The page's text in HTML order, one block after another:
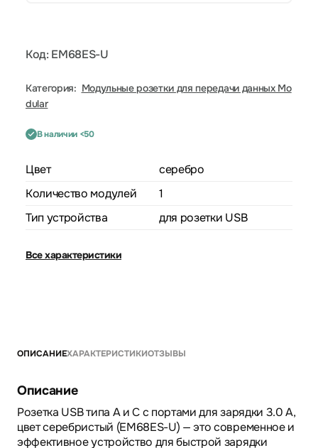
Код: EM68ES-U
Категория: Модульные розетки для передачи данных Mo
dular
В наличии <50
Цвет
серебро
Количество модулей
1
Тип устройства
для розетки USB
Все характеристики
ОПИСАНИЕХАРАКТЕРИСТИКИОТЗЫВЫ
Описание
Розетка USB типа A и C с портами для зарядки 3.0 A,
цвет серебристый (EM68ES-U) — это современное и
эффективное устройство для быстрой зарядки